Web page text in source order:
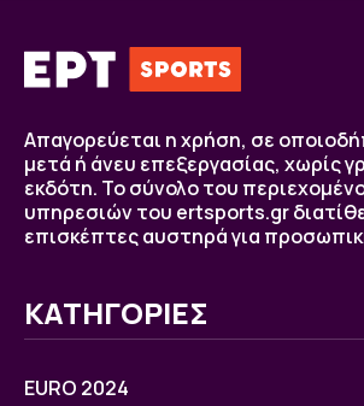
Απαγορεύεται η χρήση, σε
μετά ή άνευ επεξεργασίας, χωρίς
εκδότη. Το σύνολο του
υπηρεσιών του ertsports.gr
επισκέπτες αυστηρά για
ΚΑΤΗΓΟΡΙΕΣ
EURO 2024